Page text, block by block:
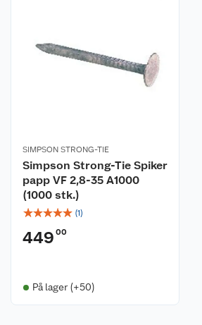
SIMPSON STRONG-TIE
Simpson Strong-Tie Spiker
papp VF 2,8-35 A1000
(1000 stk.)
☆☆☆☆☆ (1)
449 00
På lager (+50)